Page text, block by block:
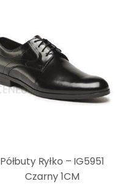
Półbuty Ryłko – IG5951
Czarny 1CM